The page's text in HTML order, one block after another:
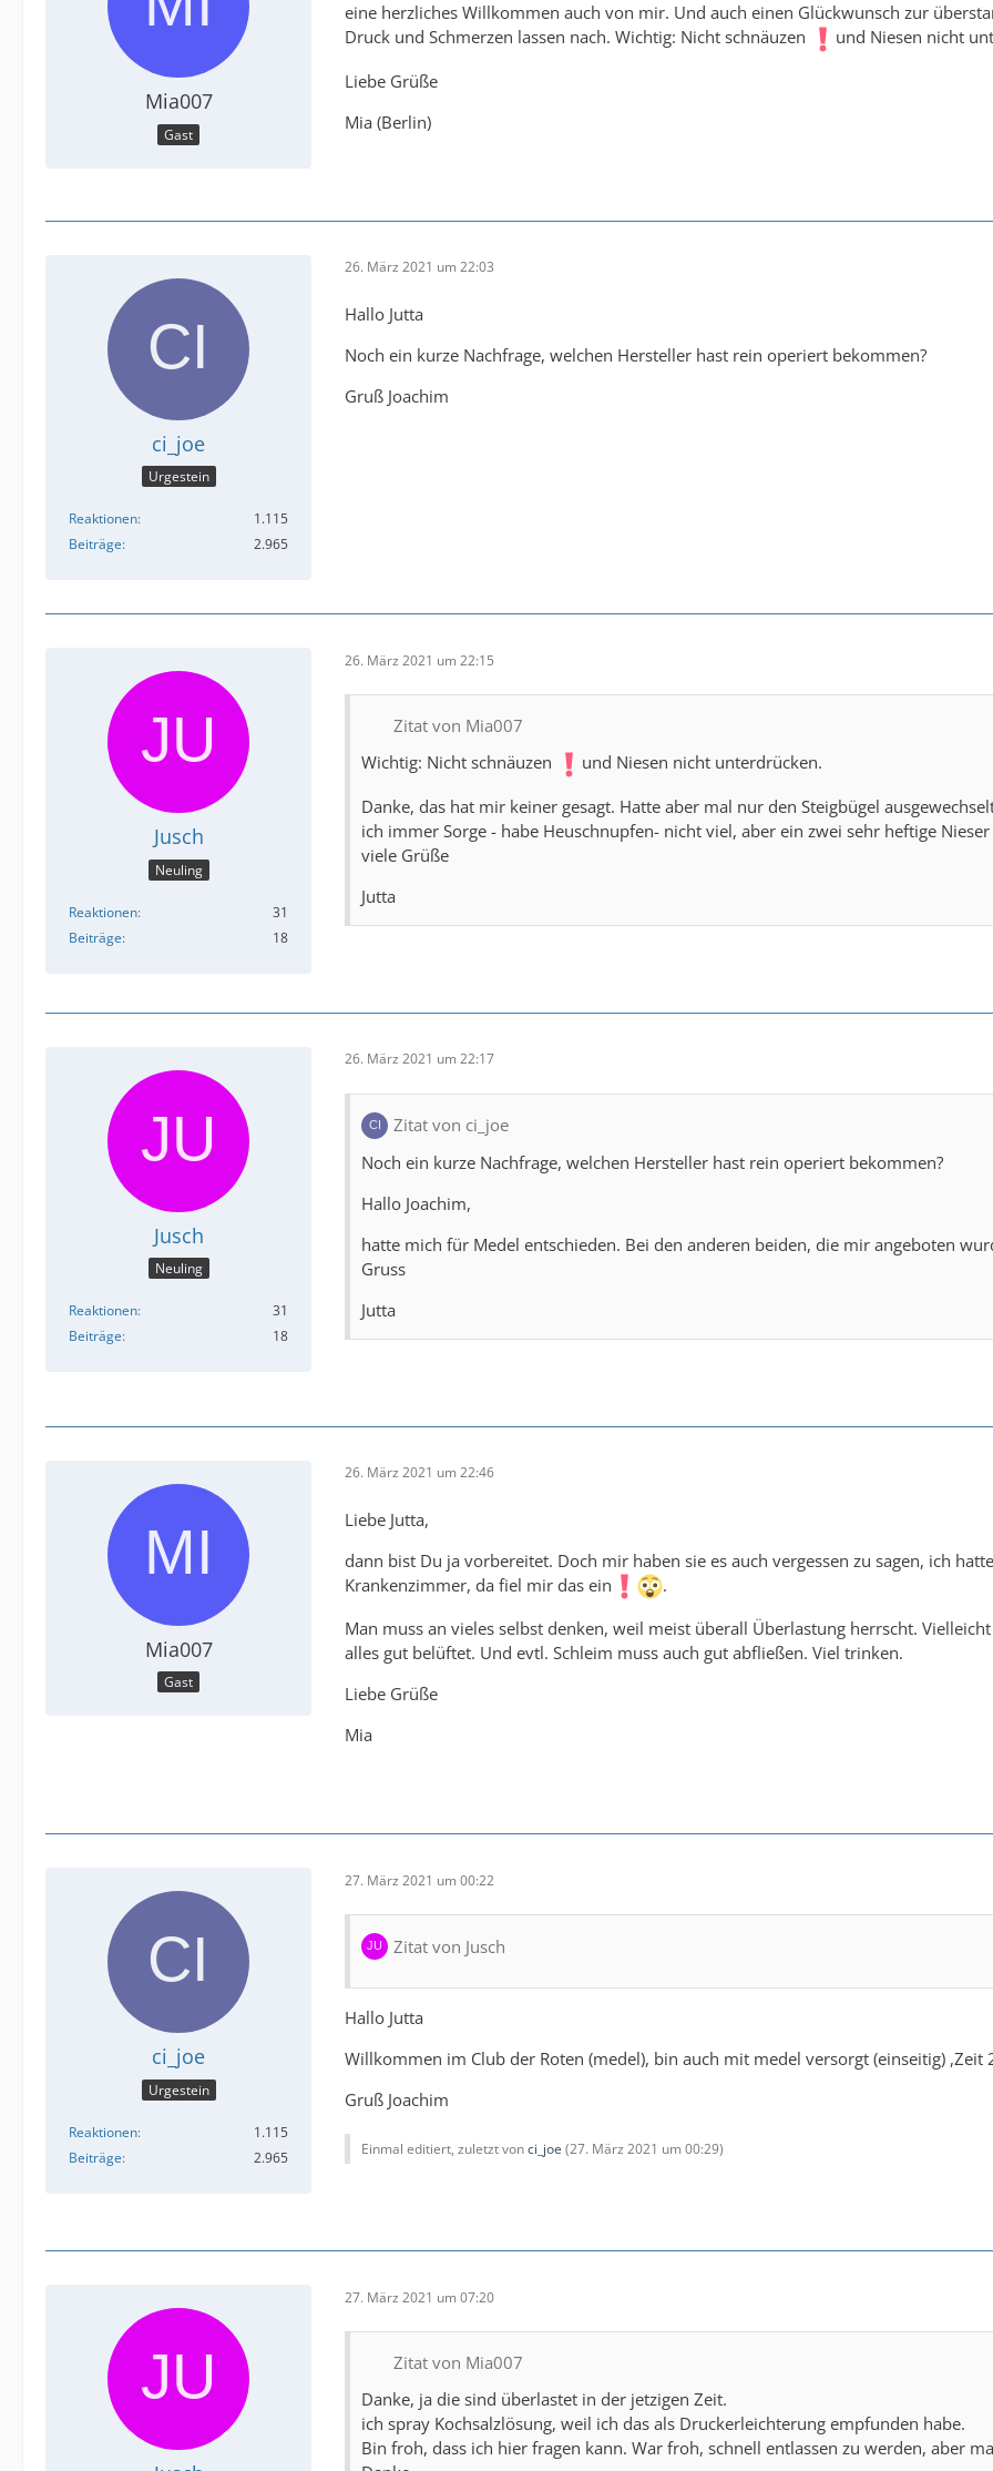
Mia007
Gast
eine herzliches Willkommen auch von mir. Und auch einen Glückwunsch zur
Druck und Schmerzen lassen nach. Wichtig: Nicht schnäuzen
und Niesen nicht
Liebe Grüße
Mia (Berlin)
ci_joe
Urgestein
Reaktionen
1.115
Beiträge
2.965
26. März 2021 um 22:03
Hallo Jutta
Noch ein kurze Nachfrage, welchen Hersteller hast rein operiert bekommen?
Gruß Joachim
Jusch
Neuling
Reaktionen
31
Beiträge
18
26. März 2021 um 22:15
Zitat von Mia007
Wichtig: Nicht schnäuzen
und Niesen nicht unterdrücken.
Danke, das hat mir keiner gesagt. Hatte aber mal nur den Steigbügel
ich immer Sorge - habe Heuschnupfen- nicht viel, aber ein zwei sehr heftige Nieser
viele Grüße
Jutta
Jusch
Neuling
Reaktionen
31
Beiträge
18
26. März 2021 um 22:17
Zitat von ci_joe
Noch ein kurze Nachfrage, welchen Hersteller hast rein operiert bekommen?
Hallo Joachim,
hatte mich für Medel entschieden. Bei den anderen beiden, die mir angeboten
Gruss
Jutta
Mia007
Gast
26. März 2021 um 22:46
Liebe Jutta,
dann bist Du ja vorbereitet. Doch mir haben sie es auch vergessen zu sagen, ich
Krankenzimmer, da fiel mir das ein
.
Man muss an vieles selbst denken, weil meist überall Überlastung herrscht.
alles gut belüftet. Und evtl. Schleim muss auch gut abfließen. Viel trinken.
Liebe Grüße
Mia
ci_joe
Urgestein
Reaktionen
1.115
Beiträge
2.965
27. März 2021 um 00:22
Zitat von Jusch
Hallo Jutta
Willkommen im Club der Roten (medel), bin auch mit medel versorgt (einseitig) ,Zeit
Gruß Joachim
Einmal editiert, zuletzt vonci_joe (27. März 2021 um 00:29)
27. März 2021 um 07:20
Zitat von Mia007
Danke, ja die sind überlastet in der jetzigen Zeit.
ich spray Kochsalzlösung, weil ich das als Druckerleichterung empfunden habe.
Bin froh, dass ich hier fragen kann. War froh, schnell entlassen zu werden, aber